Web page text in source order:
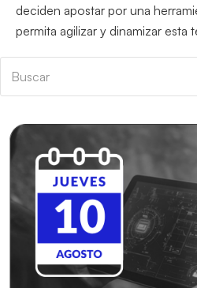
deciden apostar por una
permita agilizar y dinamizar esta